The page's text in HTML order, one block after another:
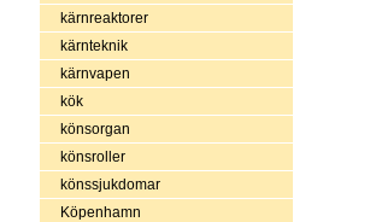
kärnreaktorer
kärnteknik
kärnvapen
kök
könsorgan
könsroller
könssjukdomar
Köpenhamn